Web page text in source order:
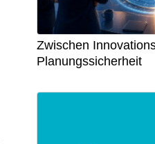
Zwischen
Planungssicherheit